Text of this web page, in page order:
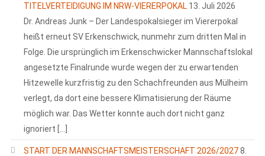
TITELVERTEIDIGUNG IM NRW-VIERERPOKAL 13. Juli 2026
Dr. Andreas Junk – Der Landespokalsieger im Viererpokal
heißt erneut SV Erkenschwick, nunmehr zum dritten Mal in
Folge. Die ursprünglich im Erkenschwicker Mannschaftslokal
angesetzte Finalrunde wurde wegen der zu erwartenden
Hitzewelle kurzfristig zu den Schachfreunden aus Mülheim
verlegt, da dort eine bessere Klimatisierung der Räume
möglich war. Das Wetter konnte auch dort nicht ganz
ignoriert […]
START DER MANNSCHAFTSMEISTERSCHAFT 2026/20278.